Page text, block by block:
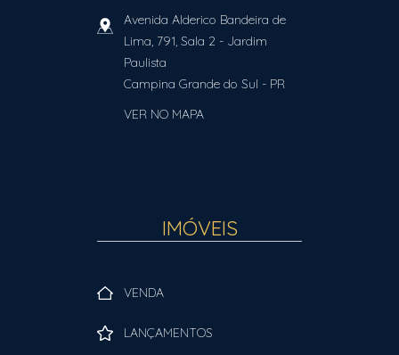
Avenida Alderico Bandeira de
Lima, 791, Sala 2 - Jardim
Paulista
Campina Grande do Sul - PR
VER NO MAPA
IMÓVEIS
VENDA
LANÇAMENTOS